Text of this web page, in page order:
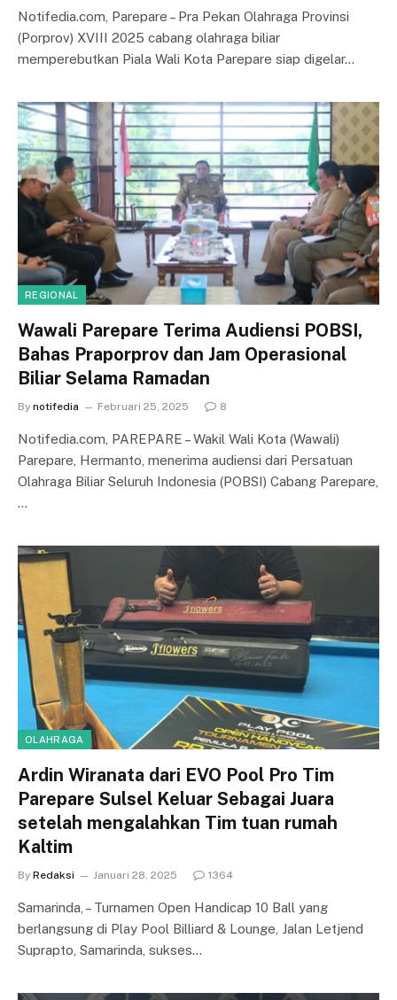
Notifedia.com, Parepare – Pra Pekan Olahraga Provinsi
(Porprov) XVIII 2025 cabang olahraga biliar
memperebutkan Piala Wali Kota Parepare siap digelar…
REGIONAL
Wawali Parepare Terima Audiensi POBSI,
Bahas Praporprov dan Jam Operasional
Biliar Selama Ramadan
By notifedia Februari 25, 2025 8
Notifedia.com, PAREPARE – Wakil Wali Kota (Wawali)
Parepare, Hermanto, menerima audiensi dari Persatuan
Olahraga Biliar Seluruh Indonesia (POBSI) Cabang Parepare,
…
OLAHRAGA
Ardin Wiranata dari EVO Pool Pro Tim
Parepare Sulsel Keluar Sebagai Juara
setelah mengalahkan Tim tuan rumah
Kaltim
By Redaksi Januari 28, 2025 1364
Samarinda, – Turnamen Open Handicap 10 Ball yang
berlangsung di Play Pool Billiard & Lounge, Jalan Letjend
Suprapto, Samarinda, sukses…